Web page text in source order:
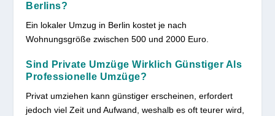
Berlins?
Ein lokaler Umzug in Berlin kostet je nach
Wohnungsgröße zwischen 500 und 2000 Euro.
Sind Private Umzüge Wirklich Günstiger Als
Professionelle Umzüge?
Privat umziehen kann günstiger erscheinen, erfordert
jedoch viel Zeit und Aufwand, weshalb es oft teurer wird,